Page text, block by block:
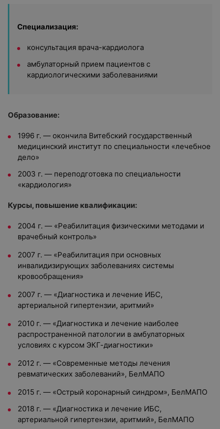
Специализация:
консультация врача-кардиолога
амбулаторный прием пациентов с
кардиологическими заболеваниями
Образование:
1996 г. — окончила Витебский государственный
медицинский институт по специальности «лечебное
дело»
2003 г. — переподготовка по специальности
«кардиология»
Курсы, повышение квалификации:
2004 г. — «Реабилитация физическими методами и
врачебный контроль»
2007 г. — «Реабилитация при основных
инвалидизирующих заболеваниях системы
кровообращения»
2007 г. — «Диагностика и лечение ИБС,
артериальной гипертензии, аритмий»
2010 г. — «Диагностика и лечение наиболее
распространенной патологии в амбулаторных
условиях с курсом ЭКГ-диагностики»
2012 г. — «Современные методы лечения
ревматических заболеваний», БелМАПО
2015 г. — «Острый коронарный синдром», БелМАПО
2018 г. — «Диагностика и лечение ИБС,
артериальной гипертензии, аритмий», БелМАПО